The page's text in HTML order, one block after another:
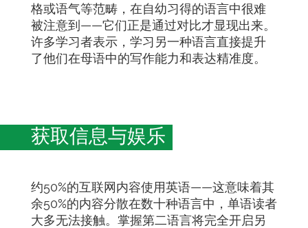
格或语气等范畴，在自幼习得的语言中很难
被注意到——它们正是通过对比才显现出来。
许多学习者表示，学习另一种语言直接提升
了他们在母语中的写作能力和表达精准度。
获取信息与娱乐
约50%的互联网内容使用英语——这意味着其
余50%的内容分散在数十种语言中，单语读者
大多无法接触。掌握第二语言将完全开启另